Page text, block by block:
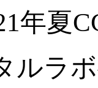
年夏
ルラ